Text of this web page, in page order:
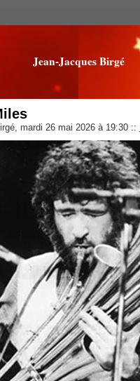
Jean-Jacques Birgé
mardi 26 mai 2026 à 19:30 ::